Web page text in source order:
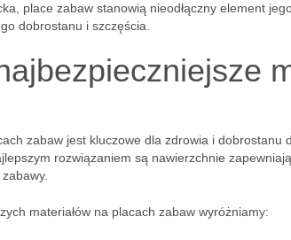
place zabaw stanowią nieodłączny element
dobrostanu i szczęścia.
zabaw jest kluczowe dla zdrowia i dobrostanu
rozwiązaniem są nawierzchnie
materiałów na placach zabaw wyróżniamy: